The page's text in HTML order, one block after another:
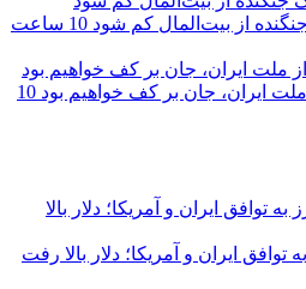
از بیت‌المال کم شود
10 ساعت
ملت ایران، جان بر کف خواهیم بود 10
توافق ایران و آمریکا؛ دلار بالا رفت